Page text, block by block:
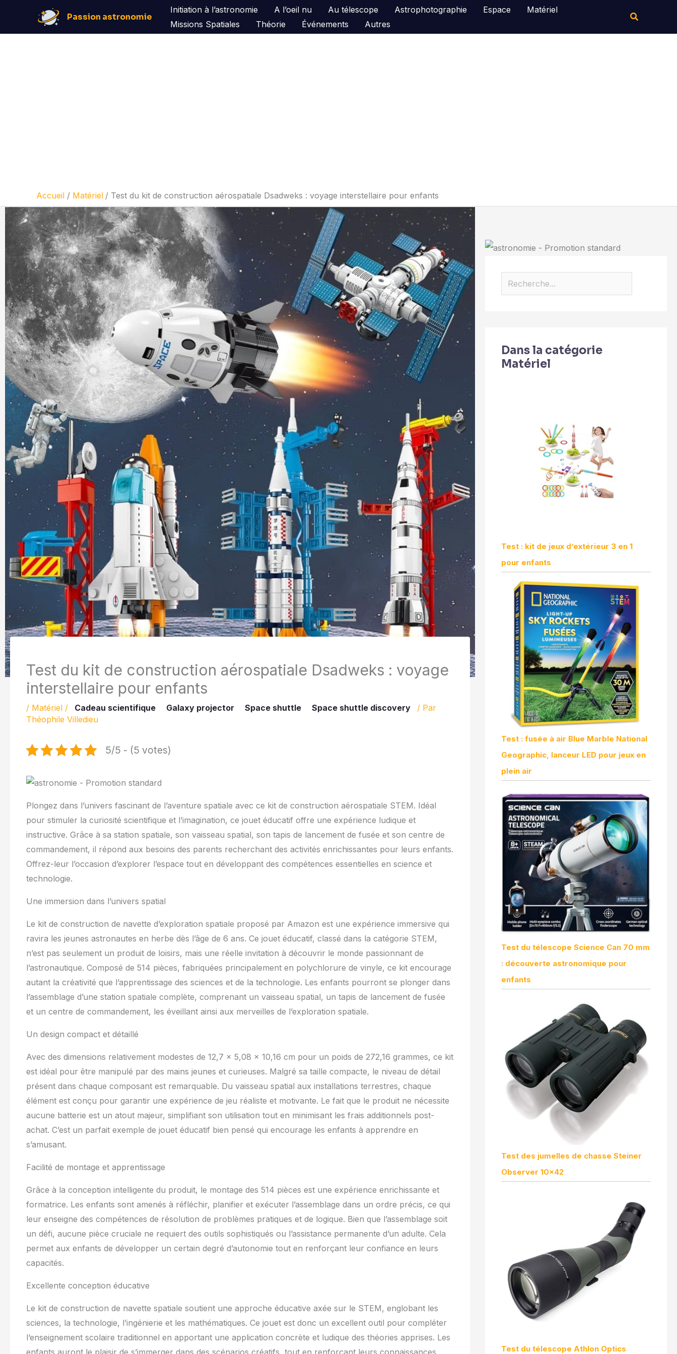
contenu
Passion astronomie
Initiation à l’astronomie A l’oeil nu Au télescope Astrophotographie Espace
Matériel
Missions Spatiales
Théorie Événements Autres
Rechercher
Accueil Matériel Test du kit de construction aérospatiale Dsadweks : voyage interstellaire pour enfants
Test du kit de construction aérospatiale Dsadweks : voyage
interstellaire pour enfants
/ Matériel / Cadeau scientifique Galaxy projector Space shuttle Space shuttle discovery
/ Par
Théophile Villedieu
5/5 - (5 votes)
Plongez dans l’univers fascinant de l’aventure spatiale avec ce kit de construction aérospatiale STEM. Idéal
pour stimuler la curiosité scientifique et l’imagination, ce jouet éducatif offre une expérience ludique et
instructive. Grâce à sa station spatiale, son vaisseau spatial, son tapis de lancement de fusée et son centre de
commandement, il répond aux besoins des parents recherchant des activités enrichissantes pour leurs enfants.
Offrez-leur l’occasion d’explorer l’espace tout en développant des compétences essentielles en science et
technologie.
Une immersion dans l’univers spatial
Le kit de construction de navette d’exploration spatiale proposé par Amazon est une expérience immersive qui
ravira les jeunes astronautes en herbe dès l’âge de 6 ans. Ce jouet éducatif, classé dans la catégorie STEM,
n’est pas seulement un produit de loisirs, mais une réelle invitation à découvrir le monde passionnant de
l’astronautique. Composé de 514 pièces, fabriquées principalement en polychlorure de vinyle, ce kit encourage
autant la créativité que l’apprentissage des sciences et de la technologie. Les enfants pourront se plonger dans
l’assemblage d’une station spatiale complète, comprenant un vaisseau spatial, un tapis de lancement de fusée
et un centre de commandement, les éveillant ainsi aux merveilles de l’exploration spatiale.
Un design compact et détaillé
Avec des dimensions relativement modestes de 12,7 x 5,08 x 10,16 cm pour un poids de 272,16 grammes, ce kit
est idéal pour être manipulé par des mains jeunes et curieuses. Malgré sa taille compacte, le niveau de détail
présent dans chaque composant est remarquable. Du vaisseau spatial aux installations terrestres, chaque
élément est conçu pour garantir une expérience de jeu réaliste et motivante. Le fait que le produit ne nécessite
aucune batterie est un atout majeur, simplifiant son utilisation tout en minimisant les frais additionnels post-
achat. C’est un parfait exemple de jouet éducatif bien pensé qui encourage les enfants à apprendre en
s’amusant.
Facilité de montage et apprentissage
Grâce à la conception intelligente du produit, le montage des 514 pièces est une expérience enrichissante et
formatrice. Les enfants sont amenés à réfléchir, planifier et exécuter l’assemblage dans un ordre précis, ce qui
leur enseigne des compétences de résolution de problèmes pratiques et de logique. Bien que l’assemblage soit
un défi, aucune pièce cruciale ne requiert des outils sophistiqués ou l’assistance permanente d’un adulte. Cela
permet aux enfants de développer un certain degré d’autonomie tout en renforçant leur confiance en leurs
capacités.
Excellente conception éducative
Le kit de construction de navette spatiale soutient une approche éducative axée sur le STEM, englobant les
sciences, la technologie, l’ingénierie et les mathématiques. Ce jouet est donc un excellent outil pour compléter
l’enseignement scolaire traditionnel en apportant une application concrète et ludique des théories apprises. Les
enfants auront le plaisir de s’immerger dans des scénarios créatifs, tout en renforçant leurs connaissances
Rechercher
Dans la catégorie
Matériel
Test : kit de jeux d’extérieur 3 en 1
pour enfants
Test : fusée à air Blue Marble National
Geographic, lanceur LED pour jeux en
plein air
Test du télescope Science Can 70 mm
: découverte astronomique pour
enfants
Test des jumelles de chasse Steiner
Observer 10×42
Test du télescope Athlon Optics